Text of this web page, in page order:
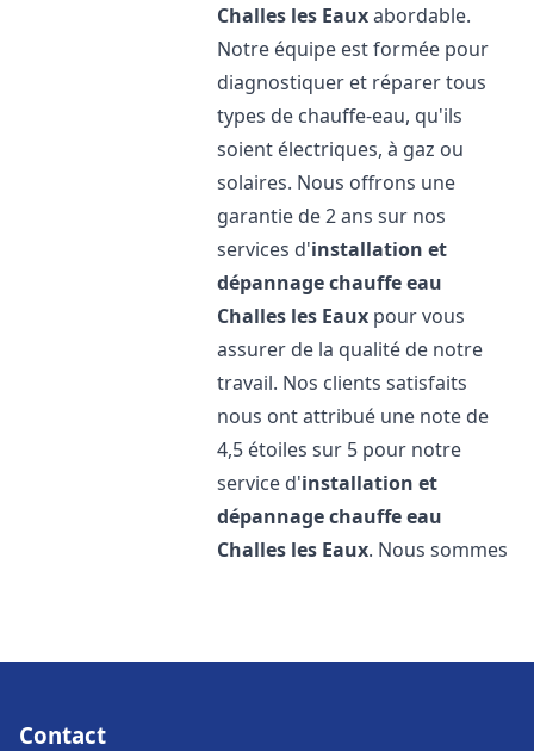
Challes les Eauxabordable.
Notre équipe est formée pour
diagnostiquer et réparer tous
types de chauffe-eau, qu'ils
soient électriques, à gaz ou
solaires. Nous offrons une
garantie de 2 ans sur nos
services d'installation et
dépannage chauffe eau
Challes les Eaux pour vous
assurer de la qualité de notre
travail. Nos clients satisfaits
nous ont attribué une note de
4,5 étoiles sur 5 pour notre
service d'installation et
dépannage chauffe eau
Challes les Eaux. Nous sommes
Contact